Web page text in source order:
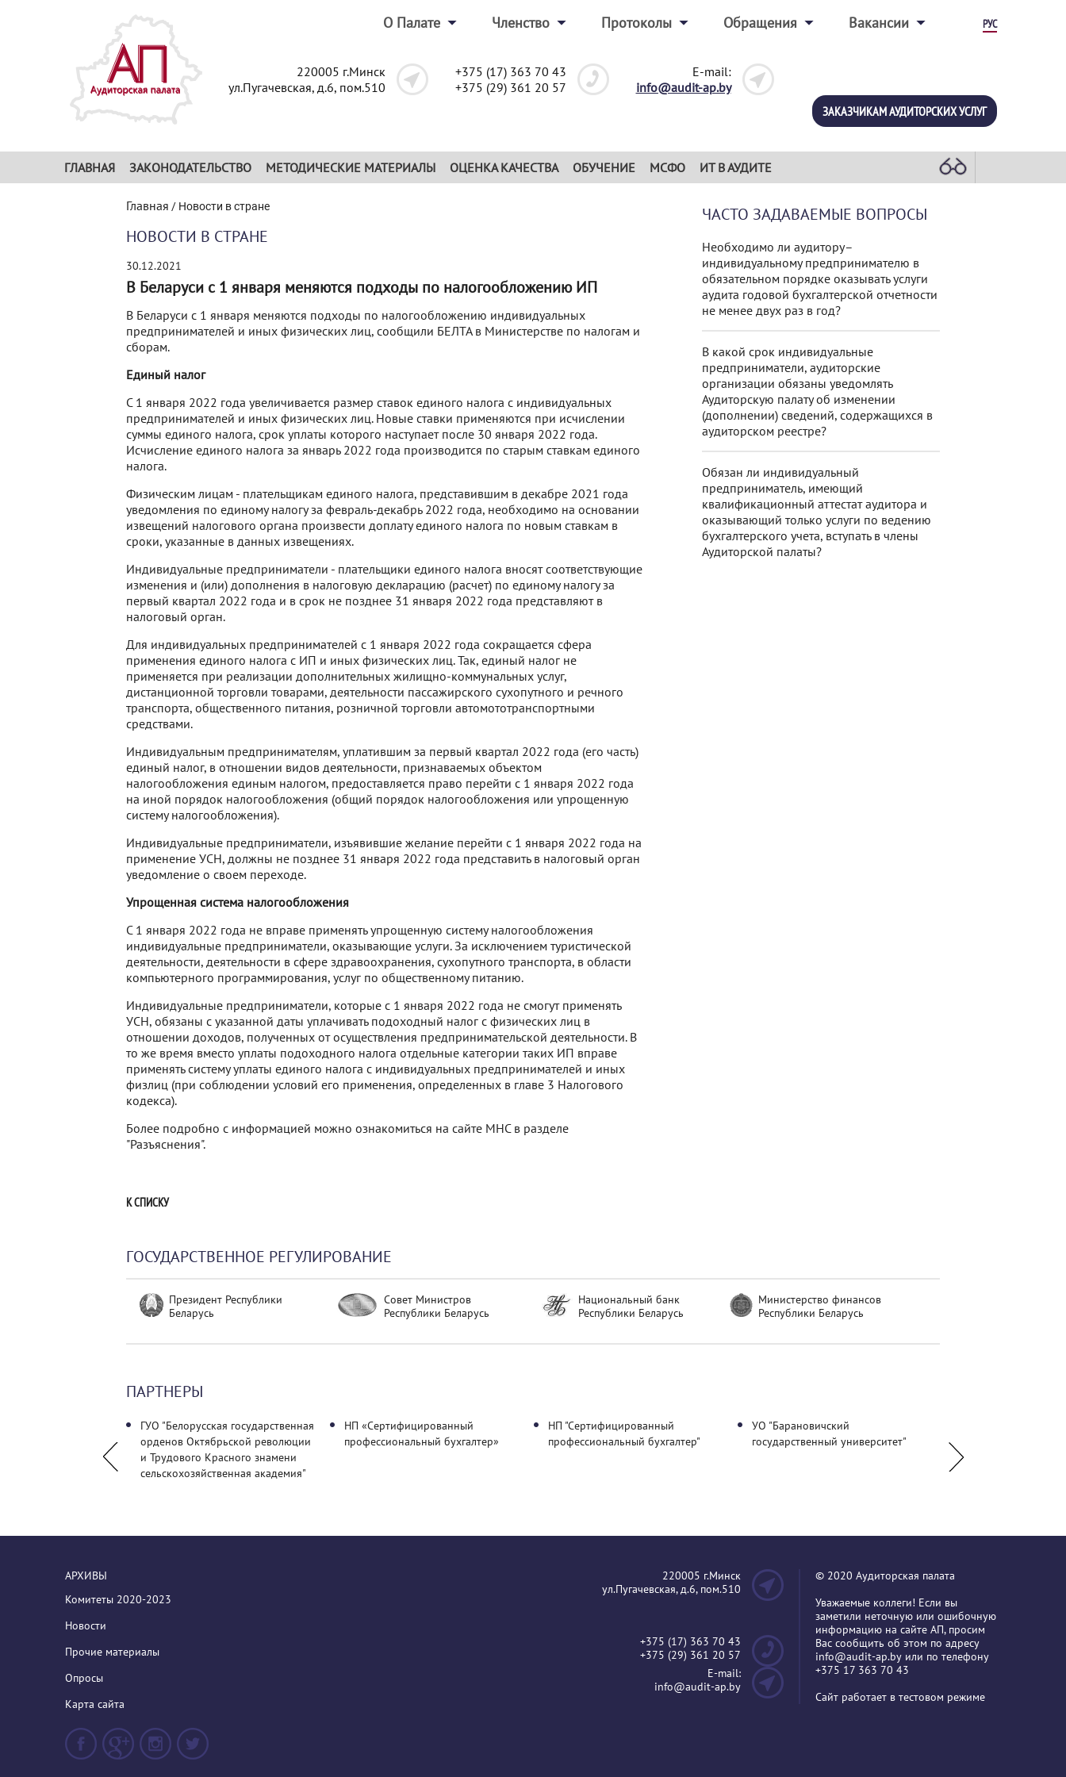
О Палате Членство Протоколы Обращения Вакансии РУС
220005 г.Минск
ул.Пугачевская, д.6, пом.510
+375 (17) 363 70 43
+375 (29) 361 20 57
E-mail:
info@audit-ap.by
ЗАКАЗЧИКАМ АУДИТОРСКИХ УСЛУГ
ГЛАВНАЯ ЗАКОНОДАТЕЛЬСТВО МЕТОДИЧЕСКИЕ МАТЕРИАЛЫ ОЦЕНКА КАЧЕСТВА ОБУЧЕНИЕ МСФО ИТ В АУДИТЕ
Главная / Новости в стране
НОВОСТИ В СТРАНЕ
30.12.2021
В Беларуси с 1 января меняются подходы по налогообложению ИП
В Беларуси с 1 января меняются подходы по налогообложению индивидуальных
предпринимателей и иных физических лиц, сообщили БЕЛТА в Министерстве по налогам и
сборам.
Единый налог
С 1 января 2022 года увеличивается размер ставок единого налога с индивидуальных
предпринимателей и иных физических лиц. Новые ставки применяются при исчислении
суммы единого налога, срок уплаты которого наступает после 30 января 2022 года.
Исчисление единого налога за январь 2022 года производится по старым ставкам единого
налога.
Физическим лицам - плательщикам единого налога, представившим в декабре 2021 года
уведомления по единому налогу за февраль-декабрь 2022 года, необходимо на основании
извещений налогового органа произвести доплату единого налога по новым ставкам в
сроки, указанные в данных извещениях.
Индивидуальные предприниматели - плательщики единого налога вносят соответствующие
изменения и (или) дополнения в налоговую декларацию (расчет) по единому налогу за
первый квартал 2022 года и в срок не позднее 31 января 2022 года представляют в
налоговый орган.
Для индивидуальных предпринимателей с 1 января 2022 года сокращается сфера
применения единого налога с ИП и иных физических лиц. Так, единый налог не
применяется при реализации дополнительных жилищно-коммунальных услуг,
дистанционной торговли товарами, деятельности пассажирского сухопутного и речного
транспорта, общественного питания, розничной торговли автомототранспортными
средствами.
Индивидуальным предпринимателям, уплатившим за первый квартал 2022 года (его часть)
единый налог, в отношении видов деятельности, признаваемых объектом
налогообложения единым налогом, предоставляется право перейти с 1 января 2022 года
на иной порядок налогообложения (общий порядок налогообложения или упрощенную
систему налогообложения).
Индивидуальные предприниматели, изъявившие желание перейти с 1 января 2022 года на
применение УСН, должны не позднее 31 января 2022 года представить в налоговый орган
уведомление о своем переходе.
Упрощенная система налогообложения
С 1 января 2022 года не вправе применять упрощенную систему налогообложения
индивидуальные предприниматели, оказывающие услуги. За исключением туристической
деятельности, деятельности в сфере здравоохранения, сухопутного транспорта, в области
компьютерного программирования, услуг по общественному питанию.
Индивидуальные предприниматели, которые с 1 января 2022 года не смогут применять
УСН, обязаны с указанной даты уплачивать подоходный налог с физических лиц в
отношении доходов, полученных от осуществления предпринимательской деятельности. В
то же время вместо уплаты подоходного налога отдельные категории таких ИП вправе
применять систему уплаты единого налога с индивидуальных предпринимателей и иных
физлиц (при соблюдении условий его применения, определенных в главе 3 Налогового
кодекса).
Более подробно с информацией можно ознакомиться на сайте МНС в разделе
"Разъяснения".
К СПИСКУ
ЧАСТО ЗАДАВАЕМЫЕ ВОПРОСЫ
Необходимо ли аудитору–
индивидуальному предпринимателю в
обязательном порядке оказывать услуги
аудита годовой бухгалтерской отчетности
не менее двух раз в год?
В какой срок индивидуальные
предприниматели, аудиторские
организации обязаны уведомлять
Аудиторскую палату об изменении
(дополнении) сведений, содержащихся в
аудиторском реестре?
Обязан ли индивидуальный
предприниматель, имеющий
квалификационный аттестат аудитора и
оказывающий только услуги по ведению
бухгалтерского учета, вступать в члены
Аудиторской палаты?
ГОСУДАРСТВЕННОЕ РЕГУЛИРОВАНИЕ
Президент Республики
Беларусь
Совет Министров
Республики Беларусь
Национальный банк
Республики Беларусь
Министерство финансов
Республики Беларусь
ПАРТНЕРЫ
ГУО "Белорусская государственная
орденов Октябрьской революции
и Трудового Красного знамени
сельскохозяйственная академия"
НП «Сертифицированный
профессиональный бухгалтер»
НП "Сертифицированный
профессиональный бухгалтер"
УО "Барановичский
государственный университет"
АРХИВЫ
Комитеты 2020-2023
Новости
Прочие материалы
Опросы
Карта сайта
220005 г.Минск
ул.Пугачевская, д.6, пом.510
+375 (17) 363 70 43
+375 (29) 361 20 57
E-mail:
info@audit-ap.by
© 2020 Аудиторская палата
Уважаемые коллеги! Если вы
заметили неточную или ошибочную
информацию на сайте АП, просим
Вас сообщить об этом по адресу
info@audit-ap.by или по телефону
+375 17 363 70 43
Сайт работает в тестовом режиме